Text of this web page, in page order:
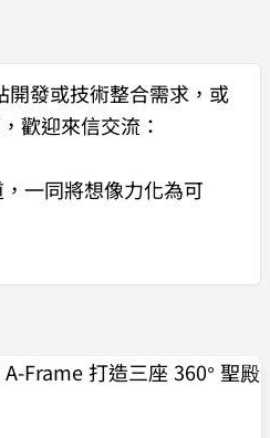
開發或技術整合需求 ，或
歡迎來信交流：
一同將想像力化為可